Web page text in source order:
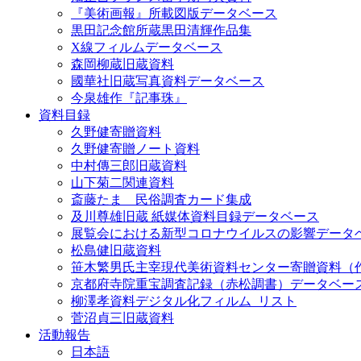
『美術画報』所載図版データベース
黒田記念館所蔵黒田清輝作品集
X線フィルムデータベース
森岡柳蔵旧蔵資料
國華社旧蔵写真資料データベース
今泉雄作『記事珠』
資料目録
久野健寄贈資料
久野健寄贈ノート資料
中村傳三郎旧蔵資料
山下菊二関連資料
斎藤たま 民俗調査カード集成
及川尊雄旧蔵 紙媒体資料目録データベース
展覧会における新型コロナウイルスの影響データ
松島健旧蔵資料
笹木繁男氏主宰現代美術資料センター寄贈資料（
京都府寺院重宝調査記録（赤松調書）データベー
柳澤孝資料デジタル化フィルム_リスト
菅沼貞三旧蔵資料
活動報告
日本語